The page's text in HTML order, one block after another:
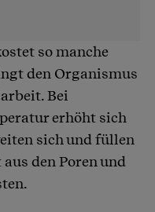
so manche
den Organismus
Bei
erhöht sich
sich und füllen
den Poren und